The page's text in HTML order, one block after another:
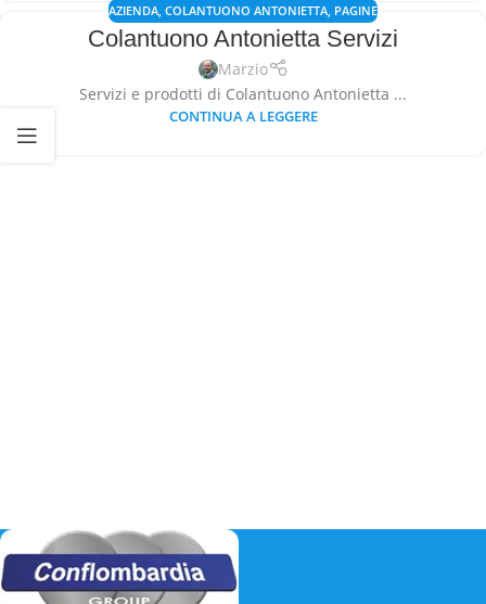
AZIENDA COLANTUONO ANTONIETTA PAGINE
Colantuono Antonietta Servizi
Marzio
Servizi e prodotti di Colantuono Antonietta ...
CONTINUA A LEGGERE